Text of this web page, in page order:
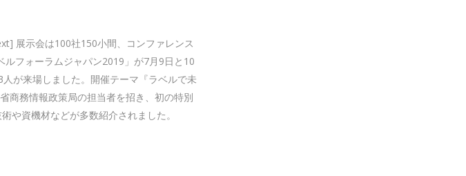
展示会は100社150小間、コンファレンス
フォーラムジャパン2019」が7月9日と10
が来場しました。開催テーマ『ラベルで未
務情報政策局の担当者を招き、初の特別
や資機材などが多数紹介されました。